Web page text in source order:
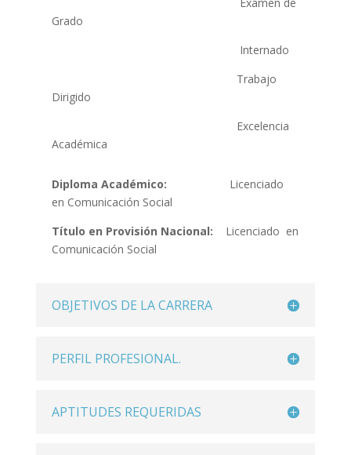
Grado
Internado
Trabajo
Dirigido
Excelencia
Académica
Diploma Académico: Licenciado
en Comunicación Social
Título en Provisión Nacional: Licenciado en
Comunicación Social
OBJETIVOS DE LA CARRERA
PERFIL PROFESIONAL.
APTITUDES REQUERIDAS